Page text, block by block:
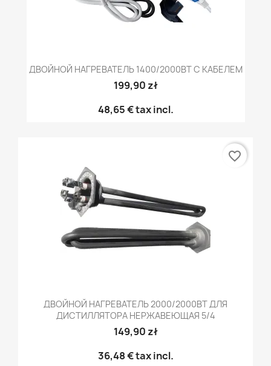
ДВОЙНОЙ НАГРЕВАТЕЛЬ 1400/2000ВТ С КАБЕЛЕМ
199,90 zł
48,65 €tax incl.
ДВОЙНОЙ НАГРЕВАТЕЛЬ 2000/2000ВТ ДЛЯ
ДИСТИЛЛЯТОРА НЕРЖАВЕЮЩАЯ 5/4
149,90 zł
36,48 €tax incl.
favorite_border